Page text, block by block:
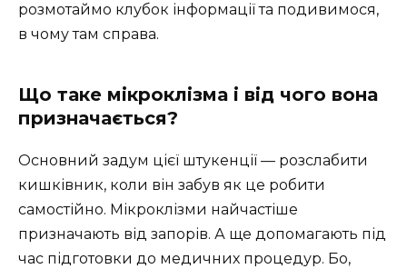
розмотаймо клубок інформації та подивимося,
в чому там справа.
Що таке мікроклізма і від чого вона
призначається?
Основний задум цієї штукенції — розслабити
кишківник, коли він забув як це робити
самостійно. Мікроклізми найчастіше
призначають від запорів. А ще допомагають під
час підготовки до медичних процедур. Бо,